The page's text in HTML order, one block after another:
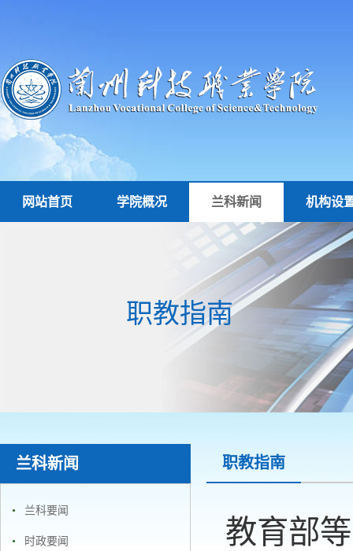
网站首页 学院概况 兰科新闻 机构设
职教指南
兰科新闻
兰科要闻
时政要闻
职教指南
教育部